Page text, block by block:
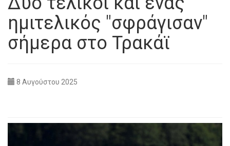
ημιτελικός "σφράγισαν"
σήμερα στο Τρακάϊ
8 Αυγούστου 2025